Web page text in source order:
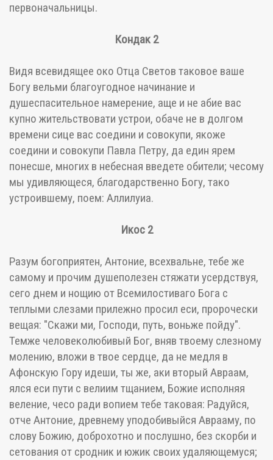
первоначальницы.
Кондак 2
Видя всевидящее око Отца Светов таковое ваше
Богу вельми благоугодное начинание и
душеспасительное намерение, аще и не абие вас
купно жительствовати устрои, обаче не в долгом
времени сице вас соедини и совокупи, якоже
соедини и совокупи Павла Петру, да един ярем
понесше, многих в небесная введете обители; чесому
мы удивляющеся, благодарственно Богу, тако
устроившему, поем: Аллилуиа.
Икос 2
Разум богоприятен, Антоние, всехвальне, тебе же
самому и прочим душеполезен стяжати усердствуя,
сего днем и нощию от Всемилостиваго Бога с
теплыми слезами прилежно просил еси, пророчески
вещая: "Скажи ми, Господи, путь, воньже пойду".
Темже человеколюбивый Бог, вняв твоему слезному
молению, вложи в твое сердце, да не медля в
Афонскую Гору идеши, ты же, аки вторый Авраам,
ялся еси пути с велиим тщанием, Божие исполняя
веление, чесо ради вопием тебе таковая: Радуйся,
отче Антоние, древнему уподобивыйся Аврааму, по
слову Божию, доброхотно и послушно, без скорби и
сетования от сродник и южик своих удаляющемуся;